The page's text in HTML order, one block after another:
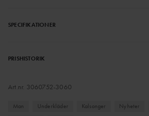
SPECIFIKATIONER
PRISHISTORIK
Art.nr. 3060752-3060
Man Underkläder Kalsonger Nyheter